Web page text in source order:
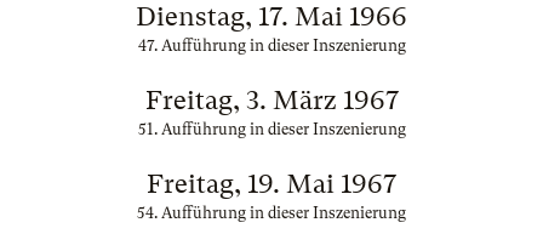
Dienstag, 17. Mai 1966
47. Aufführung in dieser Inszenierung
Freitag, 3. März 1967
51. Aufführung in dieser Inszenierung
Freitag, 19. Mai 1967
54. Aufführung in dieser Inszenierung